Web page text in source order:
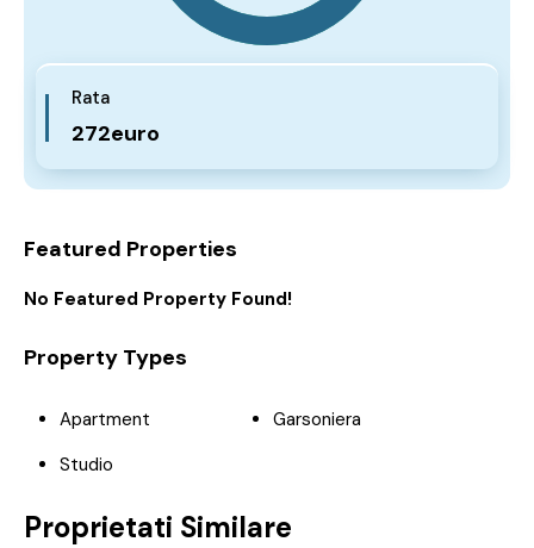
Rata
272euro
Featured Properties
No Featured Property Found!
Property Types
Apartment
Garsoniera
Studio
Proprietati Similare